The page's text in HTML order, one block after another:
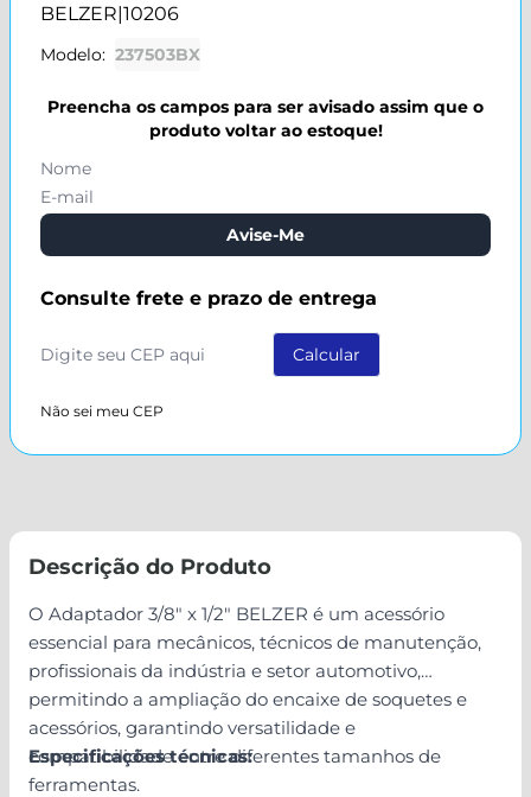
BELZER|10206
Modelo: 237503BX
Preencha os campos para ser avisado assim que o
produto voltar ao estoque!
Avise-Me
Consulte frete e prazo de entrega
Não sei meu CEP
Descrição do Produto
O Adaptador 3/8" x 1/2" BELZER é um acessório
essencial para mecânicos, técnicos de manutenção,
profissionais da indústria e setor automotivo,
permitindo a ampliação do encaixe de soquetes e
acessórios, garantindo versatilidade e
compatibilidade entre diferentes tamanhos de
ferramentas.
Especificações técnicas: